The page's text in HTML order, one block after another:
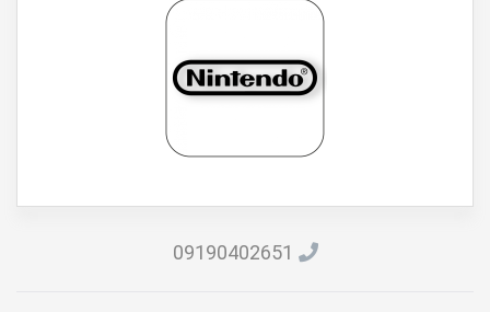
09190402651